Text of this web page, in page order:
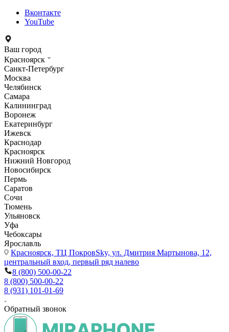
Вконтакте
YouTube
Ваш город
Красноярск
Санкт-Петербург
Москва
Челябинск
Самара
Калининград
Воронеж
Екатеринбург
Ижевск
Краснодар
Красноярск
Нижний Новгород
Новосибирск
Пермь
Саратов
Сочи
Тюмень
Ульяновск
Уфа
Чебоксары
Ярославль
Красноярск, ТЦ ПокровSky, ул. Дмитрия Мартынова, 12,
центральный вход, первый ряд налево
8 (800) 500-00-22
8 (800) 500-00-22
8 (931) 101-01-69
Обратный звонок